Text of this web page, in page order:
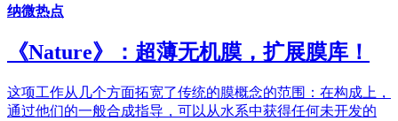
纳微热点
《Nature》：超薄无机膜，扩展膜库！
这项工作从几个方面拓宽了传统的膜概念的范围：在构成上，
通过他们的一般合成指导，可以从水系中获得任何未开发的